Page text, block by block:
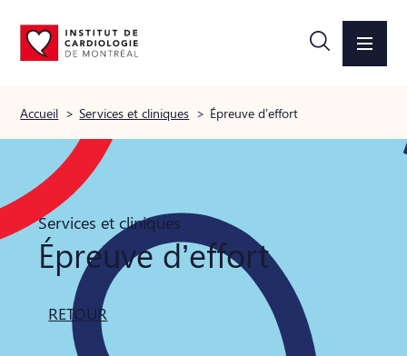
Accueil > Services et cliniques > Épreuve d’effort
Services et cliniques
Épreuve d’effort
RETOUR